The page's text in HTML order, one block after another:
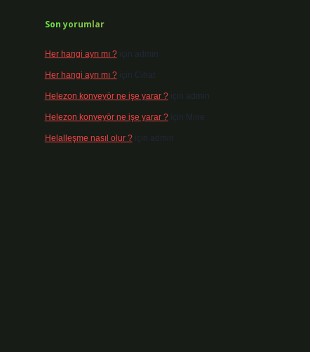
Son yorumlar
Her hangi ayrı mı ?için admin
Her hangi ayrı mı ?için Cihat
Helezon konveyör ne işe yarar ?için admin
Helezon konveyör ne işe yarar ?için Mine
Helalleşme nasıl olur ?için admin